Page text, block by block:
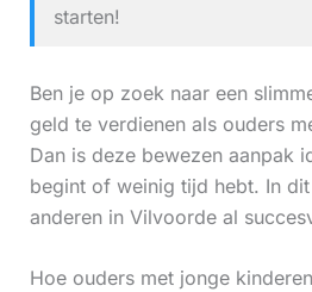
starten!
Ben je op zoek naar een
geld te verdienen als ouders
Dan is deze bewezen aanpak
begint of weinig tijd hebt. In
anderen in Vilvoorde al
Hoe ouders met jonge